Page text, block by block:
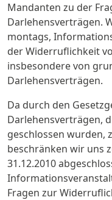
Mandanten zu der
Darlehensverträgen.
montags,
der Widerruflichkeit
insbesondere von
Darlehensverträgen.
Da durch den
Darlehensverträgen,
geschlossen wurden,
beschränken wir uns
31.12.2010
Fragen zur